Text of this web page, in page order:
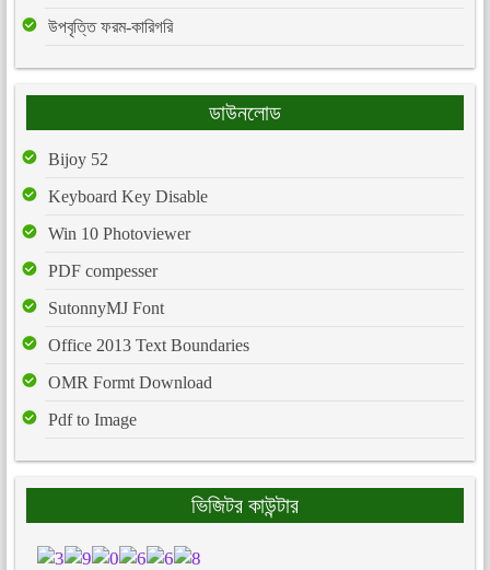
উপবৃত্তি ফরম-কারিগরি
ডাউনলোড
Bijoy 52
Keyboard Key Disable
Win 10 Photoviewer
PDF compesser
SutonnyMJ Font
Office 2013 Text Boundaries
OMR Formt Download
Pdf to Image
ভিজিটর কাউন্টার